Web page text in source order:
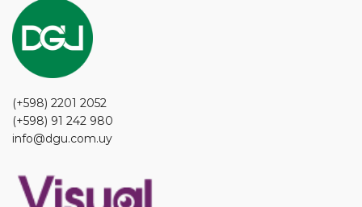
(+598) 2201 2052
(+598) 91 242 980
info@dgu.com.uy